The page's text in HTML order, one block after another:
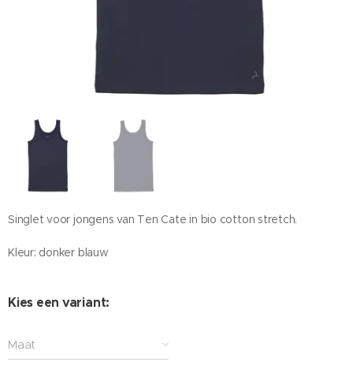
Singlet voor jongens van Ten Cate in bio cotton stretch.
Kleur: donker blauw
Kies een variant:
Maat